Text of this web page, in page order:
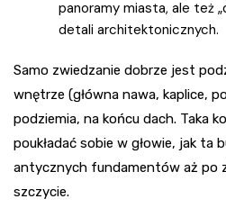
panoramy miasta, ale też
detali architektonicznych.
Samo zwiedzanie dobrze jest
wnętrze (główna nawa, kaplice,
podziemia, na końcu dach. Taka
poukładać sobie w głowie, jak ta
antycznych fundamentów aż po
szczycie.